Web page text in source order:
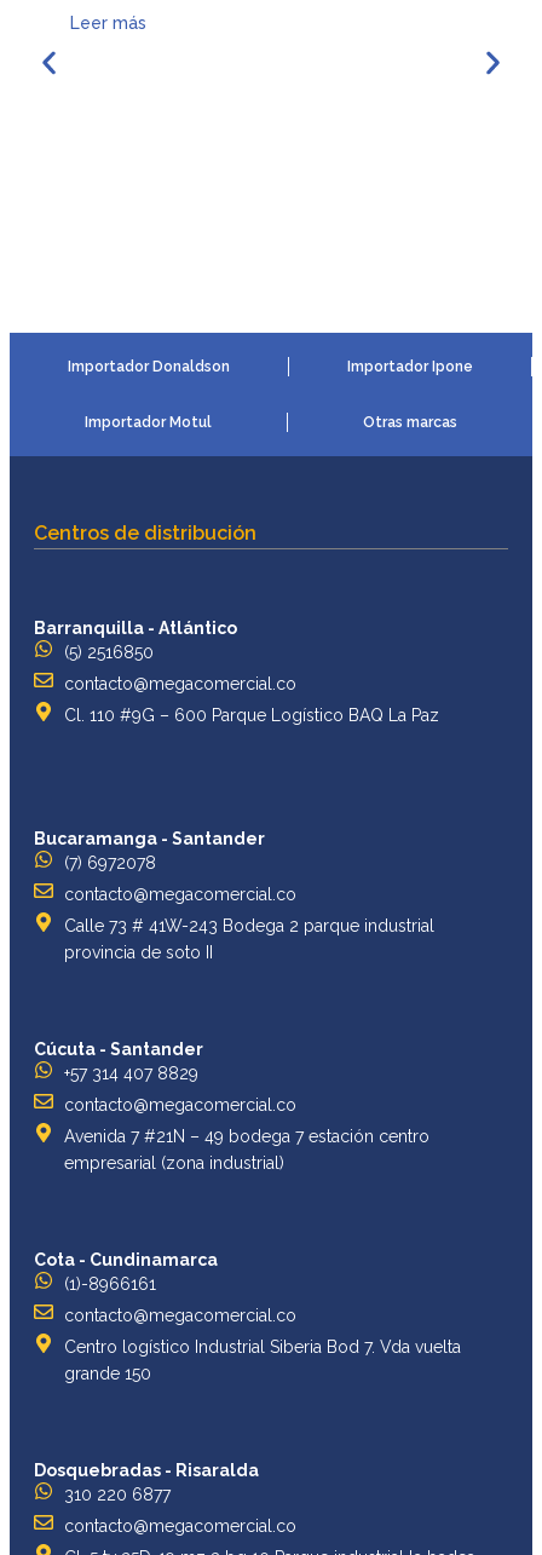
Leer más
Importador Donaldson Importador Ipone
Importador Motul Otras marcas
Centros de distribución
Barranquilla - Atlántico
(5) 2516850
contacto@megacomercial.co
Cl. 110 #9G – 600 Parque Logístico BAQ La Paz
Bucaramanga - Santander
(7) 6972078
contacto@megacomercial.co
Calle 73 # 41W-243 Bodega 2 parque industrial
provincia de soto II
Cúcuta - Santander
+57 314 407 8829
contacto@megacomercial.co
Avenida 7 #21N – 49 bodega 7 estación centro
empresarial (zona industrial)
Cota - Cundinamarca
(1)-8966161
contacto@megacomercial.co
Centro logístico Industrial Siberia Bod 7. Vda vuelta
grande 150
Dosquebradas - Risaralda
310 220 6877
contacto@megacomercial.co